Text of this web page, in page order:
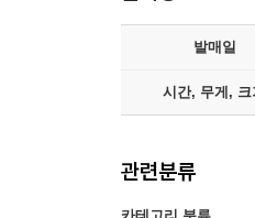
발매일
시간, 무게, 크
관련분류